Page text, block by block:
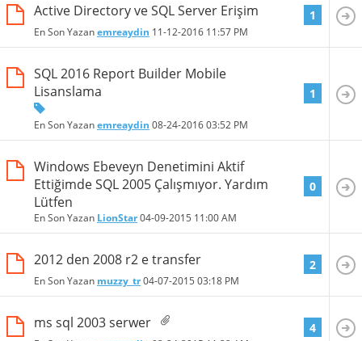
Active Directory ve SQL Server Erişim
En Son Yazanemreaydin 11-12-2016 11:57 PM
1
SQL 2016 Report Builder Mobile
Lisanslama
En Son Yazanemreaydin 08-24-201603:52 PM
1
Windows Ebeveyn Denetimini Aktif
Ettiğimde SQL 2005 Çalışmıyor. Yardım
Lütfen
En Son Yazan LionStar04-09-2015 11:00 AM
0
2012 den 2008 r2 e transfer
En Son Yazan muzzy_tr04-07-2015 03:18 PM
2
ms sql 2003 serwer 4